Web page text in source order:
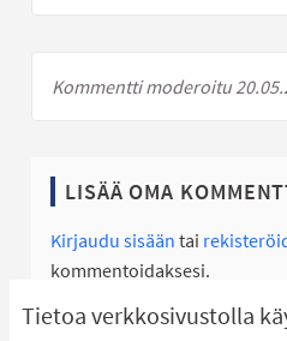
Tietoa verkkosivustolla
Kommentti moderoitu
LISÄÄ OMA
Kirjaudu sisään tai
kommentoidaksesi.